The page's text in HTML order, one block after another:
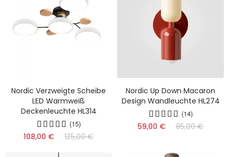
Nordic Verzweigte Scheibe
LED Warmweiß
Deckenleuchte HL314
(15)
108,00 € 125,00 €
Nordic Up Down Macaron
Design Wandleuchte HL274
(14)
59,00 € 85,00 €